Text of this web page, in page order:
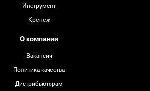
Инструмент
Крепеж
О компании
Вакансии
Политика качества
Дистрибьюторам